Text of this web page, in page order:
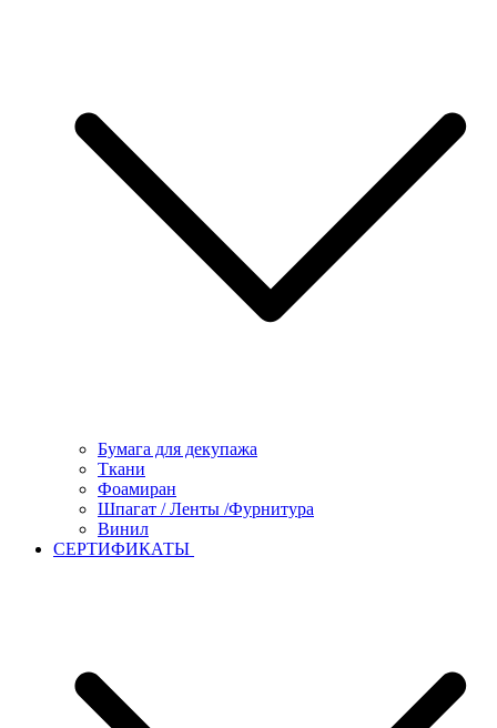
Бумага для декупажа
Ткани
Фоамиран
Шпагат / Ленты /Фурнитура
Винил
СЕРТИФИКАТЫ